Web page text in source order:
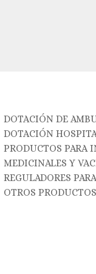
DOTACIÓN DE
DOTACIÓN
PRODUCTOS PARA
MEDICINALES Y
REGULADORES
OTROS